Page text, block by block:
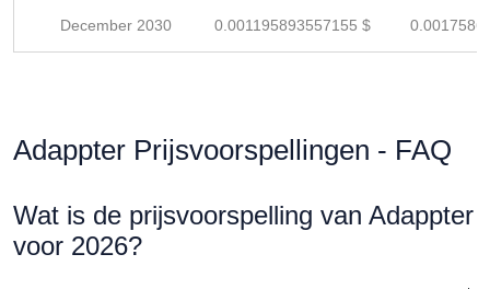
December 2030 0.001195893557155 $
Adappter Prijsvoorspellingen - FAQ
Wat is de prijsvoorspelling van Adappter
voor 2026?